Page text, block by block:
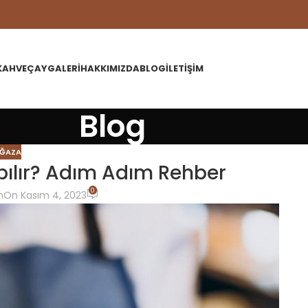
ÇAYGALERIHAKKIMIZDABLOGİLETIŞIM
Blog
Adım Adım Rehber
On Kasım 4, 2023 0